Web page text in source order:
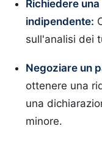
Richiedere
indipendente:
sull'analisi dei
Negoziare un
ottenere una
una
minore.